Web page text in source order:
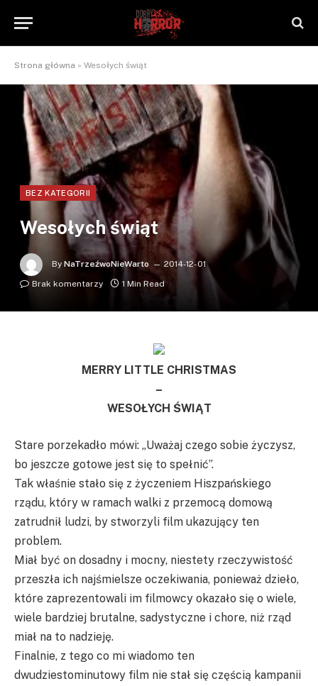
Strona główna » Wesołych świąt
BEZ KATEGORII
Wesołych świąt
By NaTrzeźwoNieWarto
2014-12-01
Brak komentarzy
1 Min Read
MERRY LITTLE CHRISTMAS
–
WESOŁYCH ŚWIĄT
Stare porzekadło mówi: „Uważaj czego sobie życzysz,
bo jeszcze gotowe jest się to spełnić”.
Tak właśnie stało się z życzeniem Hiszpańskiego
rządu, który w ramach walki z przemocą domową
zatrudnił ludzi, by stworzyli film ukazujący ten
problem.
Miał być on dosadny i mocny, niestety rzeczywistość
przeszła ich najśmielsze oczekiwania, ponieważ dzieło,
które zaprezentowali im filmowcy okazało się o wiele,
wiele bardziej brutalne, sadystyczne i chore, niż rząd
miał na to nadzieję.
Finalnie, z tego co mi wiadomo ten
dwudziestominutowy film nie stał się częścią kampanii